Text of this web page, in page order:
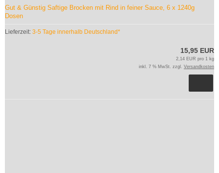
Gut & Günstig Saftige Brocken mit Rind in feiner Sauce, 6 x 1240g
Dosen
Lieferzeit: 3-5 Tage innerhalb Deutschland*
15,95 EUR
2,14 EUR pro 1 kg
inkl. 7 % MwSt. zzgl. Versandkosten